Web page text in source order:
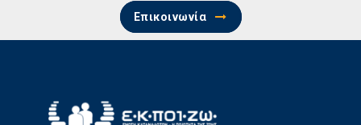
Επικοινωνία